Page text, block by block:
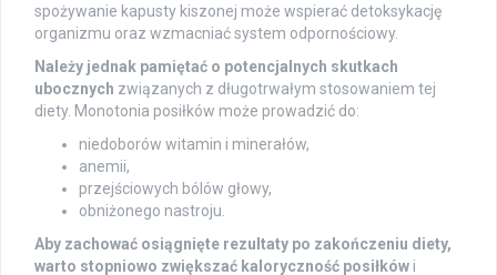
spożywanie kapusty kiszonej może wspierać detoksykację
organizmu oraz wzmacniać system odpornościowy.
Należy jednak pamiętać o potencjalnych skutkach
ubocznych związanych z długotrwałym stosowaniem tej
diety. Monotonia posiłków może prowadzić do:
niedoborów witamin i minerałów,
anemii,
przejściowych bólów głowy,
obniżonego nastroju.
Aby zachować osiągnięte rezultaty po zakończeniu diety,
warto stopniowo zwiększać kaloryczność posiłków i